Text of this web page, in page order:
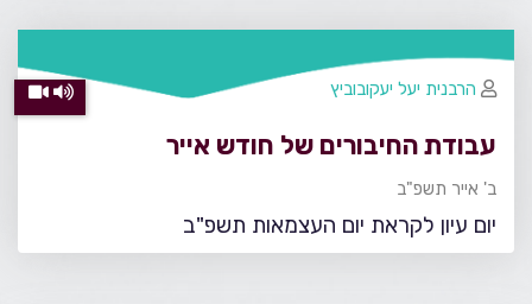
עבודת החיבורים של חודש אייר
ב' אייר תשפ"ב
יום עיון לקראת יום העצמאות תשפ"ב
הרבנית יעל יעקובוביץ